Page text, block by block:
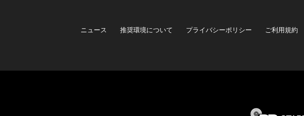
ニュース 推奨環境について プライバシーポリシー ご利用規約